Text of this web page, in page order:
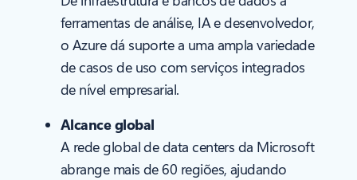
ferramentas de análise, IA e desenvolvedor,
o Azure dá suporte a uma ampla variedade
de casos de uso com serviços integrados
de nível empresarial.
Alcance global
A rede global de data centers da Microsoft
abrange mais de 60 regiões, ajudando